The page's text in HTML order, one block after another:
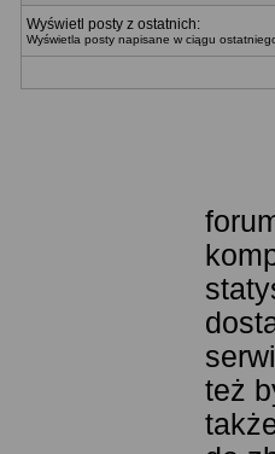
Wyświetl posty z ostatnich:
Wyświetla posty napisane w ciągu
też